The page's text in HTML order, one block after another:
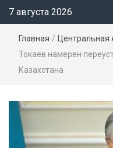
7 августа 2026
Главная / Центральная
Токаев намерен
Казахстана